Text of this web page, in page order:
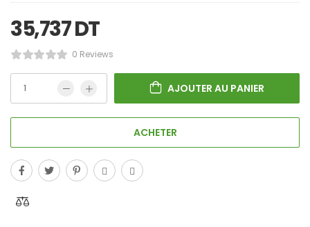
35,737DT
0 Reviews
AJOUTER AU PANIER
ACHETER